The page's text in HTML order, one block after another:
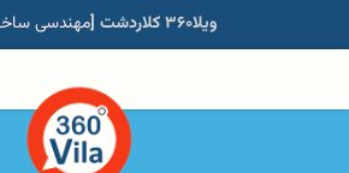
ویلا۳۶۰ کلاردشت [ مهندسی